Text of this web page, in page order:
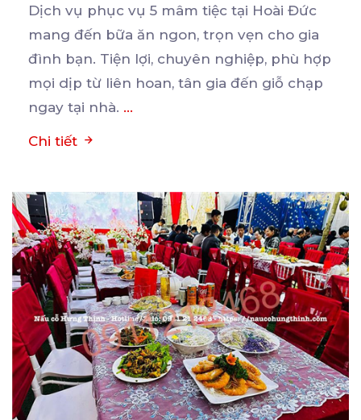
Dịch vụ phục vụ 5 mâm tiệc tại Hoài Đức
mang đến bữa ăn ngon, trọn vẹn cho gia
đình bạn. Tiện lợi, chuyên nghiệp, phù hợp
mọi dịp từ liên hoan, tân gia đến giỗ chạp
ngay tại nhà. ...
Chi tiết